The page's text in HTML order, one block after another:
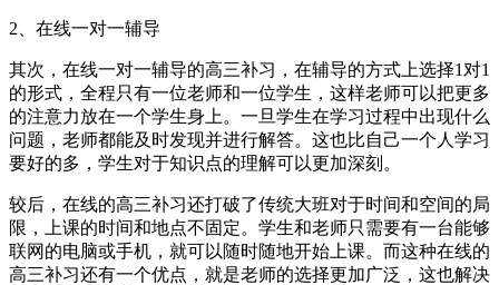
2、在线一对一辅导
其次，在线一对一辅导的高三补习，在辅导的方式上选择1对1
的形式，全程只有一位老师和一位学生，这样老师可以把更多
的注意力放在一个学生身上。一旦学生在学习过程中出现什么
问题，老师都能及时发现并进行解答。这也比自己一个人学习
要好的多，学生对于知识点的理解可以更加深刻。
较后，在线的高三补习还打破了传统大班对于时间和空间的局
限，上课的时间和地点不固定。学生和老师只需要有一台能够
联网的电脑或手机，就可以随时随地开始上课。而这种在线的
高三补习还有一个优点，就是老师的选择更加广泛，这也解决